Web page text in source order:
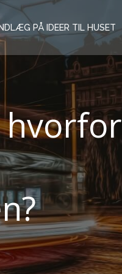
PÅ IDEER TIL HUSET
hvorfor